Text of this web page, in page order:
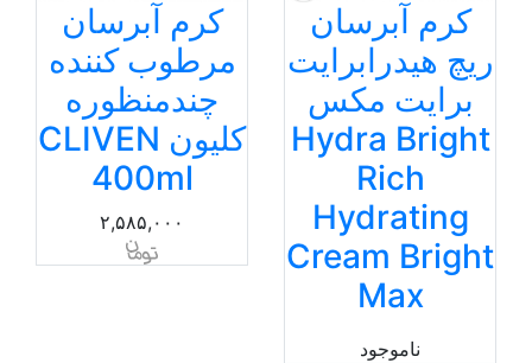
کرم آبرسان
ریچ هیدرابرایت
برایت مکس
Hydra Bright
Rich
Hydrating
Cream Bright
Max
ناموجود
کرم آبرسان
مرطوب کننده
چندمنظوره
کلیون CLIVEN
400ml
۲,۵۸۵,۰۰۰